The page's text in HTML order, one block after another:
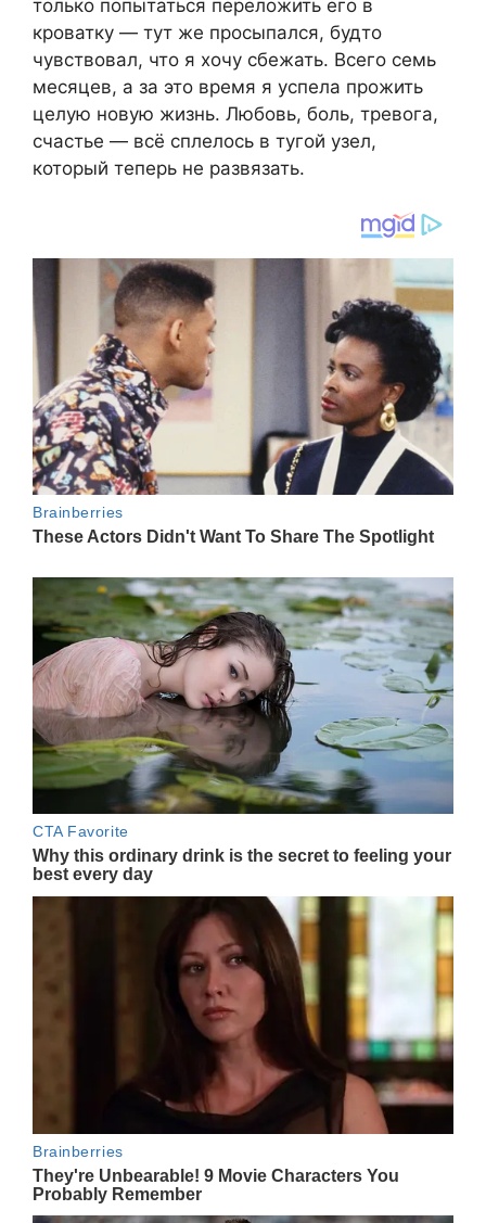
только попытаться переложить его в
кроватку — тут же просыпался, будто
чувствовал, что я хочу сбежать. Всего семь
месяцев, а за это время я успела прожить
целую новую жизнь. Любовь, боль, тревога,
счастье — всё сплелось в тугой узел,
который теперь не развязать.